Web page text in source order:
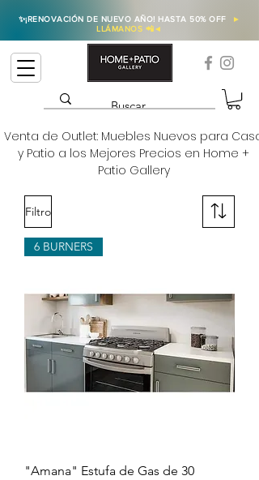
✨¡RENOVACIÓN DE NUEVO AÑO! HASTA 50% OFF
►
LLÁMANOS 📲◄
Venta de Outlet: Muebles Nuevos para Casa
y Patio a los Mejores Precios en Home +
Patio Gallery
Filtro
6 BURNERS
"Amana" Estufa de Gas de 30